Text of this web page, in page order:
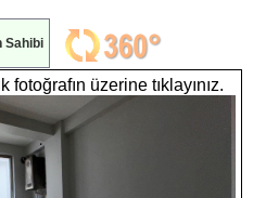
Sahibi
üzerine tıklayınız.